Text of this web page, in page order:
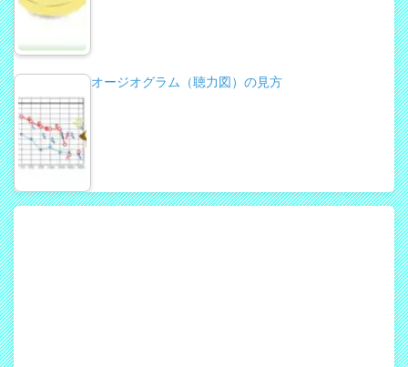
オージオグラム（聴力図）の見方